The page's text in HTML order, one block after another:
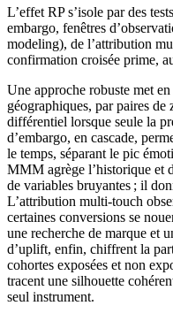
L’effet RP s’isole par des
embargo, fenêtres
modeling), de l’attribution
confirmation croisée prime,
Une approche robuste met
géographiques, par paires de
différentiel lorsque seule la
d’embargo, en cascade,
le temps, séparant le pic
MMM agrège l’historique et
de variables bruyantes ; il
L’attribution multi-touch
certaines conversions se
une recherche de marque et
d’uplift, enfin, chiffrent la
cohortes exposées et non
tracent une silhouette
seul instrument.